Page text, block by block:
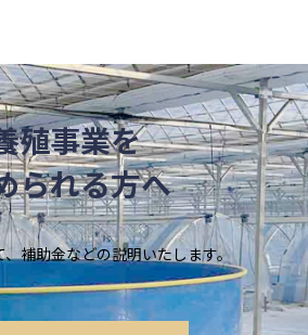
殖事業を
られる方へ
補助金などの説明いたします。